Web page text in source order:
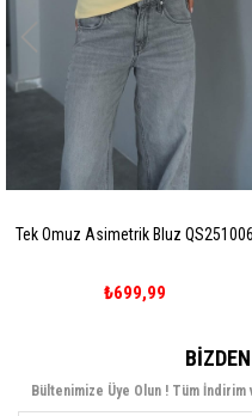
Tek Omuz Asimetrik Bluz QS251006
₺699,99
Bültenimize Üye Olun ! Tüm